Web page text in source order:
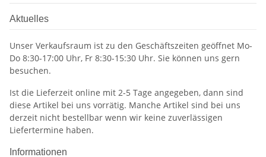
Aktuelles
Unser Verkaufsraum ist zu den Geschäftszeiten geöffnet Mo-
Do 8:30-17:00 Uhr, Fr 8:30-15:30 Uhr. Sie können uns gern
besuchen.
Ist die Lieferzeit online mit 2-5 Tage angegeben, dann sind
diese Artikel bei uns vorrätig. Manche Artikel sind bei uns
derzeit nicht bestellbar wenn wir keine zuverlässigen
Liefertermine haben.
Informationen